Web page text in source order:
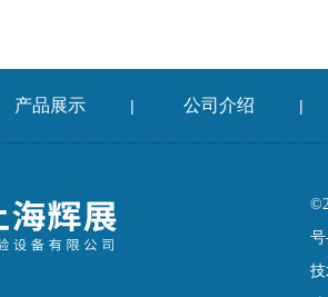
产品展示 | 公司介绍 |
号